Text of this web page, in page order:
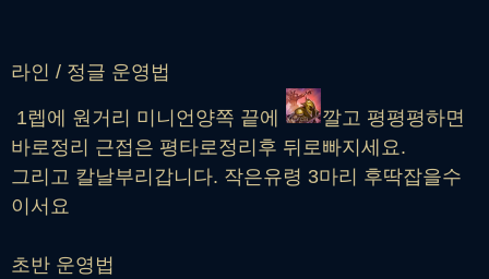
라인 / 정글 운영법
1렙에 원거리 미니언양쪽 끝에
깔고 평평평하면
바로정리 근접은 평타로정리후 뒤로빠지세요.
그리고 칼날부리갑니다. 작은유령 3마리 후딱잡을수
이서요
초반 운영법